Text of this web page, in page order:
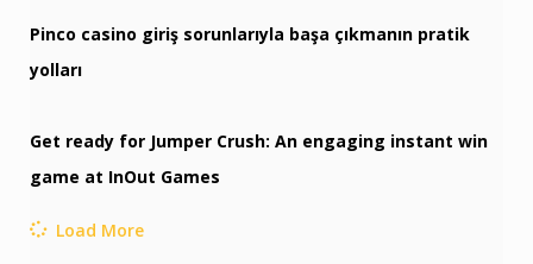
Pinco casino giriş sorunlarıyla başa çıkmanın pratik
yolları
Get ready for Jumper Crush: An engaging instant win
game at InOut Games
Load More